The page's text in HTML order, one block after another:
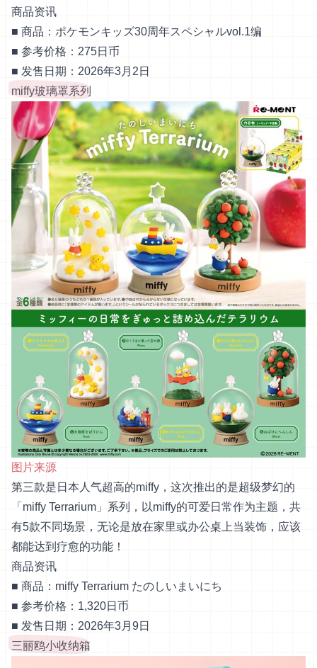
商品资讯
■ 商品：ポケモンキッズ30周年スペシャルvol.1编
■ 参考价格：275日币
■ 发售日期：2026年3月2日
miffy玻璃罩系列
图片来源
第三款是日本人气超高的miffy，这次推出的是超级梦幻的
「miffy Terrarium」系列，以miffy的可爱日常作为主题，共
有5款不同场景，无论是放在家里或办公桌上当装饰，应该
都能达到疗愈的功能！
商品资讯
■ 商品：miffy Terrarium たのしいまいにち
■ 参考价格：1,320日币
■ 发售日期：2026年3月9日
三丽鸥小收纳箱